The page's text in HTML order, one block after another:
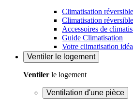
Climatisation
Climatisation
Accessoires de
Guide Climatisation
Votre climatisation
Ventiler le logement
Ventiler le logement
Ventilation d'une pièce